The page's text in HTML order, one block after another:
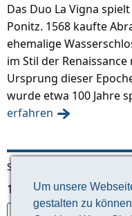
Um unsere
gestalten zu
Das Duo La Vigna
Ponitz. 1568 kaufte
ehemalige
im Stil der
Ursprung dieser
wurde etwa 100 Jahre
erfahren
Sortiert nach:
1 - 18 von 18